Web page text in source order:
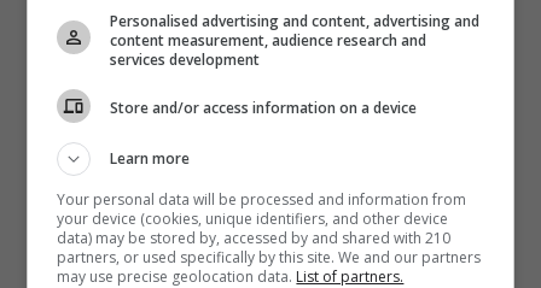
Personalised advertising and content, advertising and
content measurement, audience research and
services development
Store and/or access information on a device
Learn more
Your personal data will be processed and information from
your device (cookies, unique identifiers, and other device
data) may be stored by, accessed by and shared with 210
partners, or used specifically by this site. We and our partners
may use precise geolocation data. List of partners.